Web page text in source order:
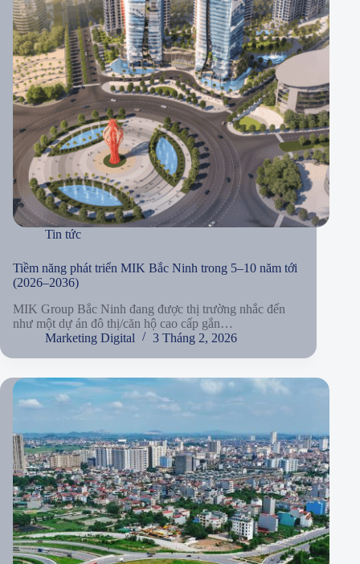
Tin tức
Tiềm năng phát triển MIK Bắc Ninh trong 5–10 năm tới
(2026–2036)
MIK Group Bắc Ninh đang được thị trường nhắc đến
như một dự án đô thị/căn hộ cao cấp gắn…
Marketing Digital
3 Tháng 2, 2026